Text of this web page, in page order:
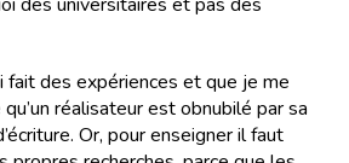
fait des expériences et que je me
réalisateur est obnubilé par sa
Or, pour enseigner il faut